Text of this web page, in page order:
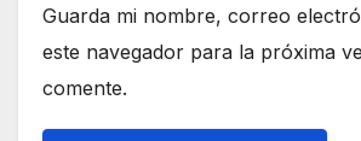
Guarda mi nombre, correo
este navegador para la próxima
comente.